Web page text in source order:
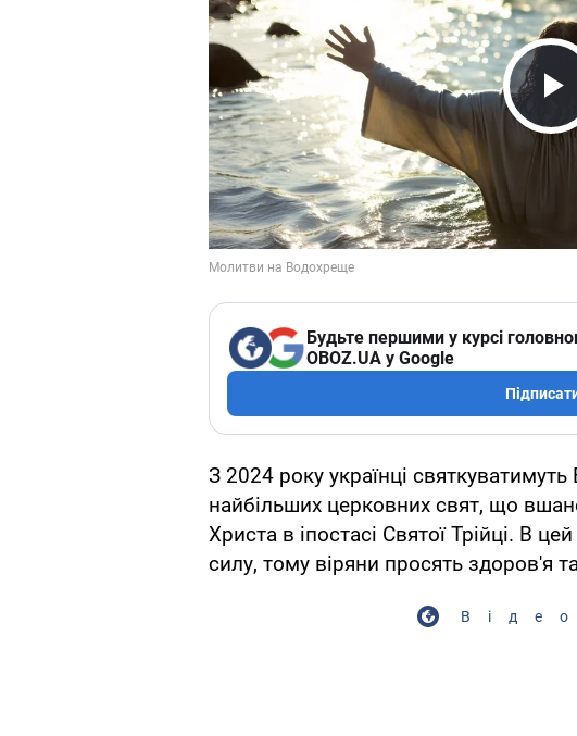
Будьте першими у курсі
OBOZ.UA у Google
З 2024 року українці
найбільших церковних свят, що
Христа в іпостасі Святої Трійці. В
силу, тому віряни просять здоров'я